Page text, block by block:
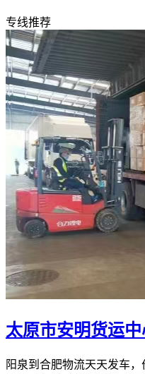
专线推荐
太原市安明货运中
阳泉到合肥物流天天发车，